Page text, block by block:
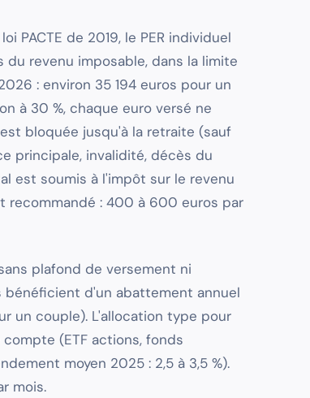
PACTE de 2019, le PER individuel
revenu imposable, dans la limite
: environ 35 194 euros pour un
à 30 %, chaque euro versé ne
bloquée jusqu'à la retraite (sauf
principale, invalidité, décès du
est soumis à l'impôt sur le revenu
recommandé : 400 à 600 euros par
plafond de versement ni
bénéficient d'un abattement annuel
un couple). L'allocation type pour
(ETF actions, fonds
moyen 2025 : 2,5 à 3,5 %).
mois.